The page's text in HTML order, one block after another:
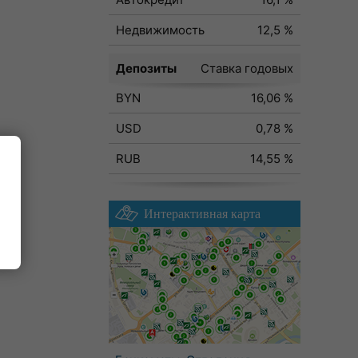
Недвижимость
12,5 %
Депозиты
Ставка годовых
BYN
16,06 %
USD
0,78 %
RUB
14,55 %
Интерактивная карта